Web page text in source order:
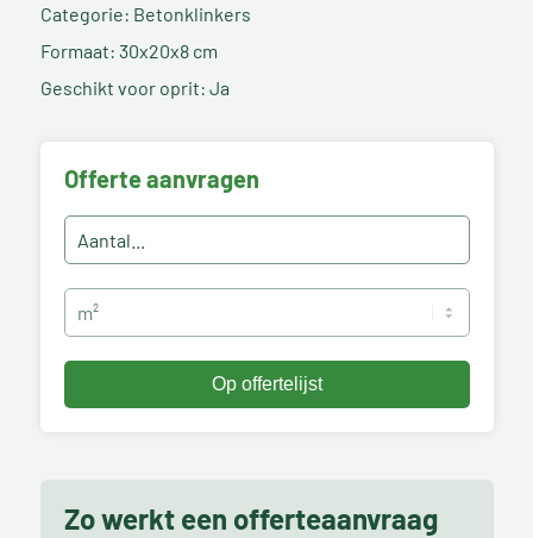
Categorie: Betonklinkers
Formaat: 30x20x8 cm
Geschikt voor oprit: Ja
Offerte aanvragen
Zo werkt een offerteaanvraag